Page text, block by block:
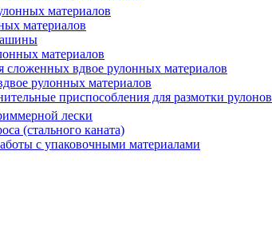
материалов
материалов
материалов
сложенных вдвое рулонных материалов
рулонных материалов
приспособления для размотки рулонов
лески
(стального каната)
с упаковочными материалами